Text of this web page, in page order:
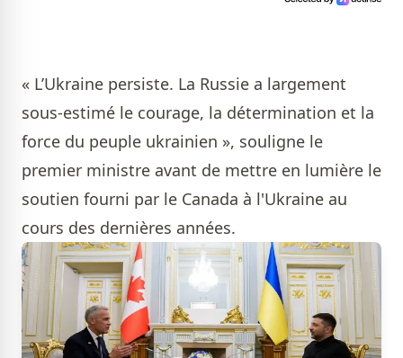
« L’Ukraine persiste. La Russie a largement
sous-estimé le courage, la détermination et la
force du peuple ukrainien », souligne le
premier ministre avant de mettre en lumière le
soutien fourni par le Canada à l'Ukraine au
cours des dernières années.